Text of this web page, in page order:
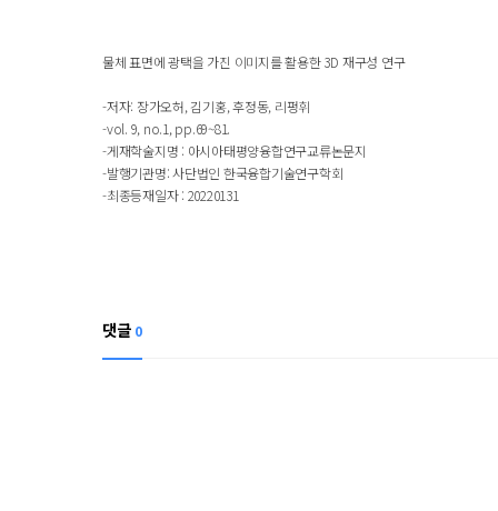
물체 표면에 광택을 가진 이미지를 활용한 3D 재구성 연구
-저자: 장가오허, 김기홍, 후정동, 리펑휘
-vol. 9, no.1, pp.69~81.
-게재학술지명 : 아시아태평양융합연구교류논문지
-발행기관명:사단법인 한국융합기술연구학회
-최종등재일자 : 20220131
댓글 0